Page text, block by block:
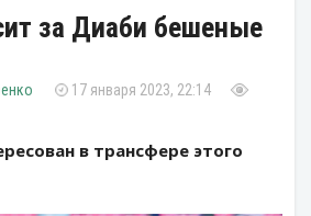
за Диаби бешеные
17 января 2023, 22:14
в трансфере этого